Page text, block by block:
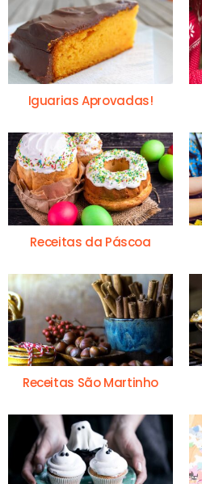
Iguarias Aprovadas!
Receitas da Páscoa
Receitas São Martinho